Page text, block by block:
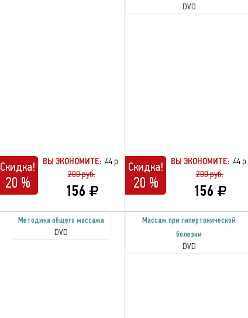
Скидка!
20 %
ВЫ ЭКОНОМИТЕ: 44 р.
200 руб.
156
DVD
Скидка!
20 %
ВЫ ЭКОНОМИТЕ: 44 р.
200 руб.
156
Методика общего массажа
DVD
Массаж при гипертонической
болезни
DVD